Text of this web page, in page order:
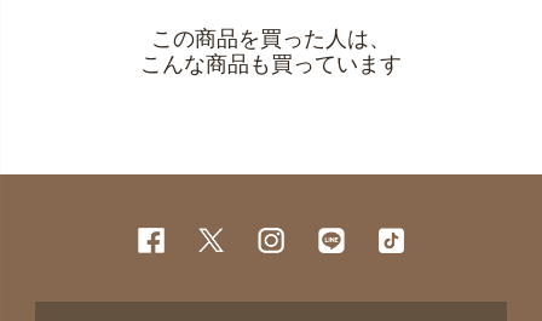
この商品を買った人は、
こんな商品も買っています